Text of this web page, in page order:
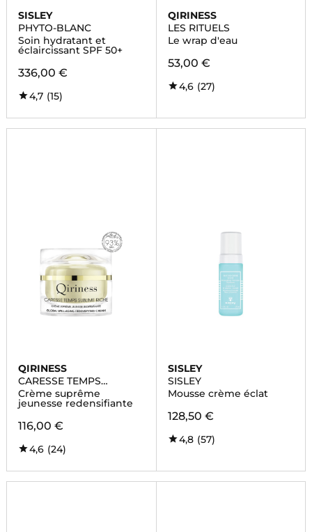
SISLEY
PHYTO-BLANC
Soin hydratant et
éclaircissant SPF 50+
336,00 €
4,7 (15)
QIRINESS
LES RITUELS
Le wrap d'eau
53,00 €
4,6 (27)
QIRINESS
CARESSE TEMPS
SUBLIME RICHE
Crème suprême
jeunesse redensifiante
116,00 €
4,6 (24)
SISLEY
SISLEY
Mousse crème éclat
128,50 €
4,8 (57)